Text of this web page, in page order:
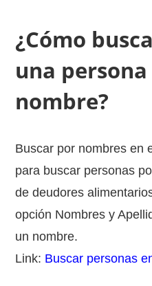
¿Cómo
una
nombre?
Buscar por nombres en
para buscar personas
de deudores
opción Nombres y
un nombre.
Link: Buscar personas